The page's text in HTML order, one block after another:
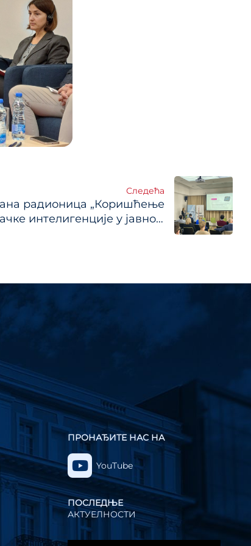
Следећа
радионица „Коришћење
интелигенције у јавном
ПРОНАЂИТЕ НАС НА
YouTube
ПОСЛЕДЊЕ
АКТУЕЛНОСТИ